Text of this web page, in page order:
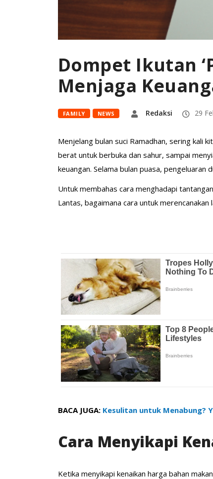
Dompet Ikutan
Menjaga
FAMILY NEWS Redaksi 29
Menjelang bulan suci Ramadhan, sering kali
berat untuk berbuka dan sahur, sampai
keuangan. Selama bulan puasa, pengeluaran
Untuk membahas cara menghadapi
Lantas, bagaimana cara untuk
BACA JUGA: Kesulitan untuk Menabung?
Cara Menyikapi
Ketika menyikapi kenaikan harga bahan